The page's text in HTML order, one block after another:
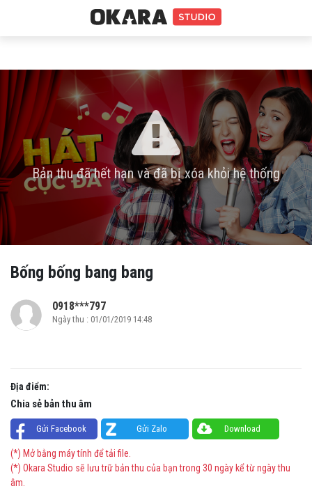
Bản thu đã hết hạn và đã bị xóa khỏi hệ thống
Bống bống bang bang
0918***797
Ngày thu : 01/01/2019 14:48
Địa điểm:
Chia sẻ bản thu âm
Gửi Facebook Gửi Zalo Download
(*) Mở bằng máy tính để tải file.
(*) Okara Studio sẽ lưu trữ bản thu của bạn trong 30 ngày kể từ ngày thu
âm.